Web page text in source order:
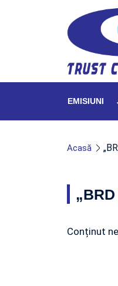
EMISIUNI
Acasă
Conținut